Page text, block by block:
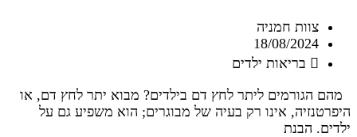
צוות חמניה
18/08/2024
בריאות ילדים
מהם הגורמים ליתר לחץ דם בילדים? מבוא יתר לחץ דם, או
היפרטנזיה, אינו רק בעיה של מבוגרים; הוא משפיע גם על
ילדים. הבנת